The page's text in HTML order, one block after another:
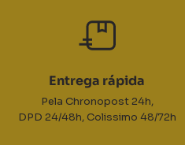
Entrega rápida
Pela Chronopost 24h,
DPD 24/48h, Colissimo 48/72h